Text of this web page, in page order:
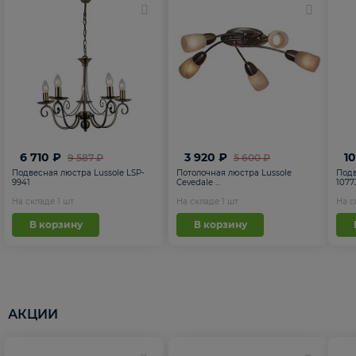
9 587 ₽
6 710 ₽
Подвесная люстра Lussole LSP-
9941
На складе 1 шт
В корзину
5 600 ₽
3 920 ₽
Потолочная люстра Lussole
Cevedale ...
На складе 1 шт
В корзину
На
АКЦИИ